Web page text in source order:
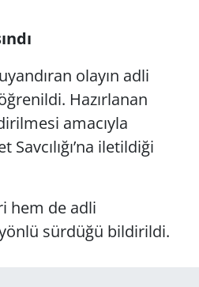
olayın adli
Hazırlanan
amacıyla
iletildiği
hem de adli
sürdüğü bildirildi.